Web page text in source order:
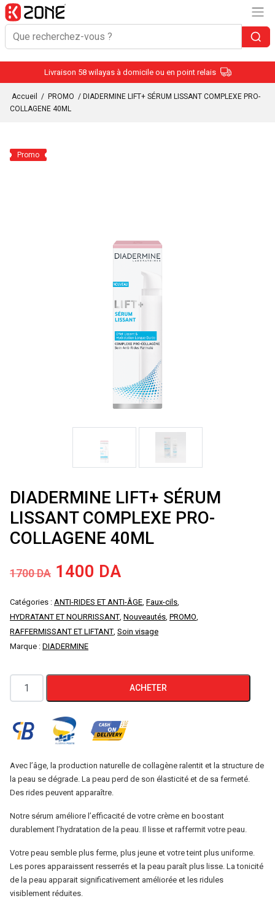
Livraison 58 wilayas à domicile ou en point relais
Accueil / PROMO / DIADERMINE LIFT+ SÉRUM LISSANT COMPLEXE PRO-
COLLAGENE 40ML
Promo
DIADERMINE LIFT+ SÉRUM
LISSANT COMPLEXE PRO-
COLLAGENE 40ML
1700DA Le
prix
initial
était :
1400 DALe
prix
actuel
1400 DA.
Catégories : ANTI-RIDES ET ANTI-ÂGE, Faux-cils,
HYDRATANT ET NOURRISSANT, Nouveautés, PROMO,
RAFFERMISSANT ET LIFTANT, Soin visage
Marque : DIADERMINE
quantité
de
DIADERMINE
LIFT+
LISSANT
COMPLEXE
PRO-
COLLAGENE
40ML
ACHETER
Avec l’âge, la production naturelle de collagène ralentit et la structure de
la peau se dégrade. La peau perd de son élasticité et de sa fermeté.
Des rides peuvent apparaître.
Notre sérum améliore l’efficacité de votre crème en boostant
durablement l’hydratation de la peau. Il lisse et raffermit votre peau.
Votre peau semble plus ferme, plus jeune et votre teint plus uniforme.
Les pores apparaissent resserrés et la peau paraît plus lisse. La tonicité
de la peau apparait significativement améliorée et les ridules
visiblement réduites.